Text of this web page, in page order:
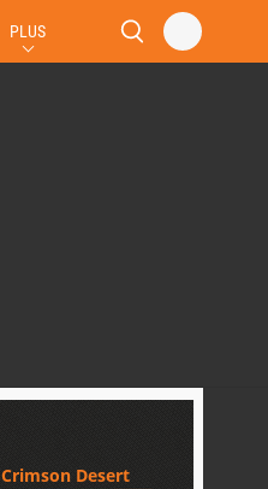
PLUS
Crimson Desert